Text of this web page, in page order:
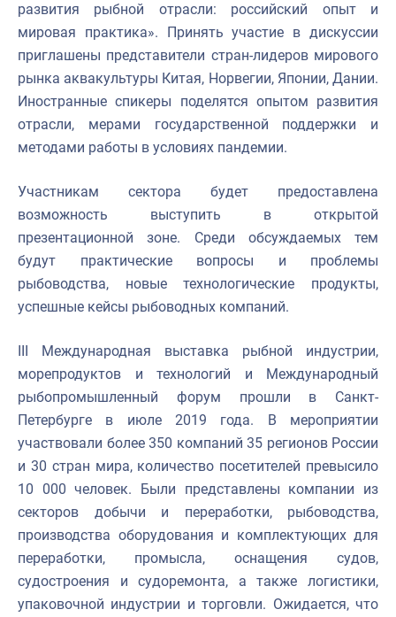
развития рыбной отрасли: российский опыт и
мировая практика». Принять участие в дискуссии
приглашены представители стран-лидеров мирового
рынка аквакультуры Китая, Норвегии, Японии, Дании.
Иностранные спикеры поделятся опытом развития
отрасли, мерами государственной поддержки и
методами работы в условиях пандемии.
Участникам сектора будет предоставлена
возможность выступить в открытой
презентационной зоне. Среди обсуждаемых тем
будут практические вопросы и проблемы
рыбоводства, новые технологические продукты,
успешные кейсы рыбоводных компаний.
III Международная выставка рыбной индустрии,
морепродуктов и технологий и Международный
рыбопромышленный форум прошли в Санкт-
Петербурге в июле 2019 года. В мероприятии
участвовали более 350 компаний 35 регионов России
и 30 стран мира, количество посетителей превысило
10 000 человек. Были представлены компании из
секторов добычи и переработки, рыбоводства,
производства оборудования и комплектующих для
переработки, промысла, оснащения судов,
судостроения и судоремонта, а также логистики,
упаковочной индустрии и торговли. Ожидается, что